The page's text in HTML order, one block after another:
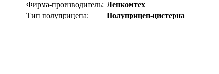
Фирма-производитель: Ленкомтех
Тип полуприцепа:
Полуприцеп-цистерна